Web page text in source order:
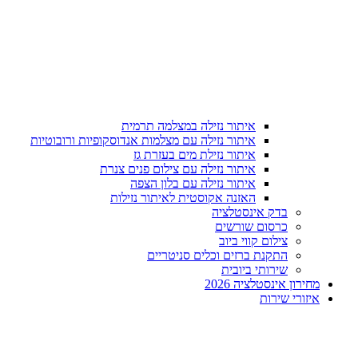
איתור נזילה במצלמה תרמית
איתור נזילה עם מצלמות אנדוסקופיות ורובוטיות
איתור נזילת מים בעזרת גז
איתור נזילה עם צילום פנים צנרת
איתור נזילה עם בלון הצפה
האזנה אקוסטית לאיתור נזילות
בדק אינסטלציה
כרסום שורשים
צילום קווי ביוב
התקנת ברזים וכלים סניטריים
שירותי ביובית
מחירון אינסטלציה 2026
איזורי שירות